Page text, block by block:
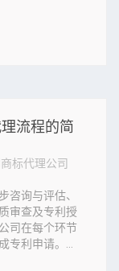
流程的简
标代理公司
咨询与评估、
审查及专利授
司在每个环节
利申请。...